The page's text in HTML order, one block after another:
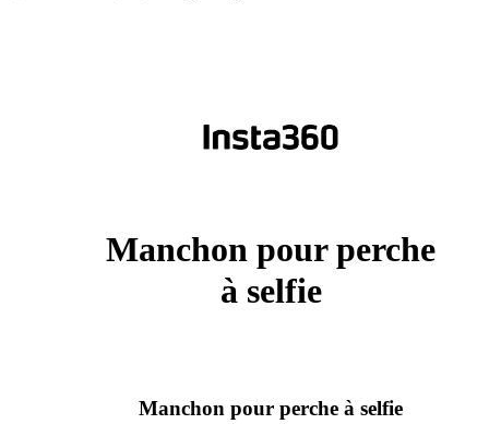
Manchon pour perche
à selfie
Manchon pour perche à selfie